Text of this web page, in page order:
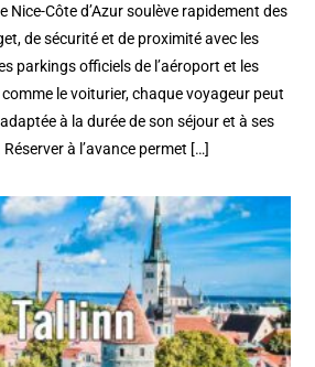
Nice-Côte d’Azur soulève rapidement des
de sécurité et de proximité avec les
parkings officiels de l’aéroport et les
le voiturier, chaque voyageur peut
à la durée de son séjour et à ses
à l’avance permet […]